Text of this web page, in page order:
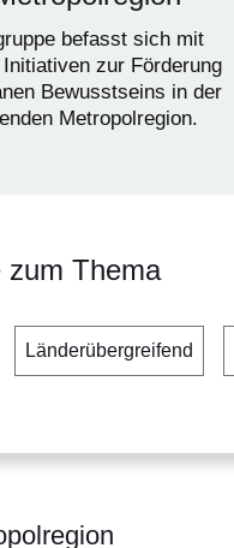
befasst sich mit
zur Förderung
Bewusstseins in der
Metropolregion.
zum Thema
Länderübergreifend